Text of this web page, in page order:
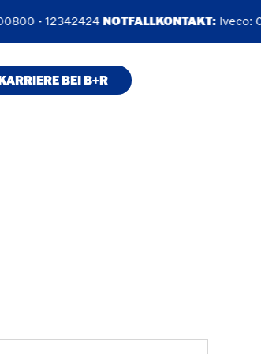
- 12342424 NOTFALLKONTAKT: Iveco:
BEI B+R